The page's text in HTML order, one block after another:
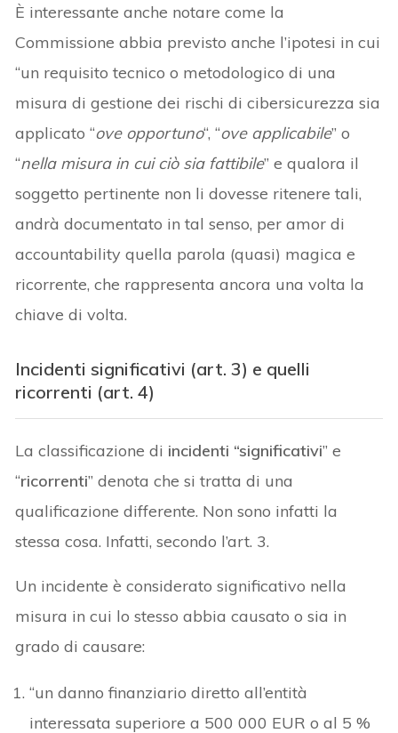
È interessante anche notare come la
Commissione abbia previsto anche l’ipotesi in cui
“un requisito tecnico o metodologico di una
misura di gestione dei rischi di cibersicurezza sia
applicato “ove opportuno“, “ove applicabile” o
“nella misura in cui ciò sia fattibile” e qualora il
soggetto pertinente non li dovesse ritenere tali,
andrà documentato in tal senso, per amor di
accountability quella parola (quasi) magica e
ricorrente, che rappresenta ancora una volta la
chiave di volta.
Incidenti significativi (art. 3) e quelli
ricorrenti (art. 4)
La classificazione di incidenti “significativi” e
“ricorrenti” denota che si tratta di una
qualificazione differente. Non sono infatti la
stessa cosa. Infatti, secondo l’art. 3.
Un incidente è considerato significativo nella
misura in cui lo stesso abbia causato o sia in
grado di causare:
“un danno finanziario diretto all’entità
interessata superiore a 500 000 EUR o al 5 %